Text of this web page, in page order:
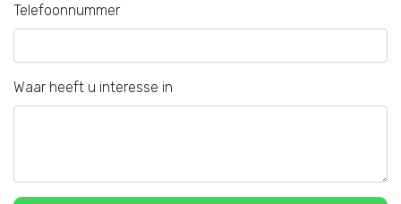
Telefoonnummer
Waar heeft u interesse in